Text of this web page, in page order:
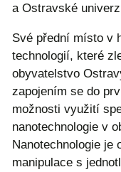
a Ostravské
Své přední místo v
technologií, které
obyvatelstvo
zapojením se do
možnosti využití
nanotechnologie v
Nanotechnologie je
manipulace s